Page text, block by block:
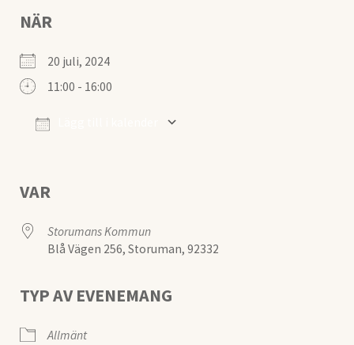
NÄR
20 juli, 2024
11:00 - 16:00
VAR
Storumans Kommun
Blå Vägen 256, Storuman, 92332
TYP AV EVENEMANG
Allmänt